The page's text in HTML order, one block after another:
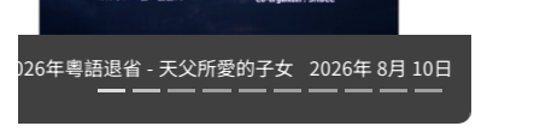
永生中有我吗？刘志坚神父主讲 2026年 8月 10日